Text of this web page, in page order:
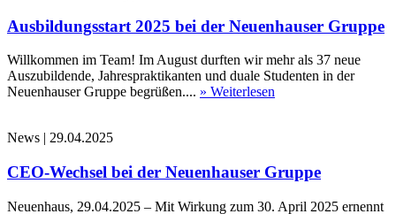
Ausbildungsstart 2025 bei der Neuenhauser Gruppe
Willkommen im Team! Im August durften wir mehr als 37 neue
Auszubildende, Jahrespraktikanten und duale Studenten in der
Neuenhauser Gruppe begrüßen.... » Weiterlesen
News | 29.04.2025
CEO-Wechsel bei der Neuenhauser Gruppe
Neuenhaus, 29.04.2025 – Mit Wirkung zum 30. April 2025 ernennt